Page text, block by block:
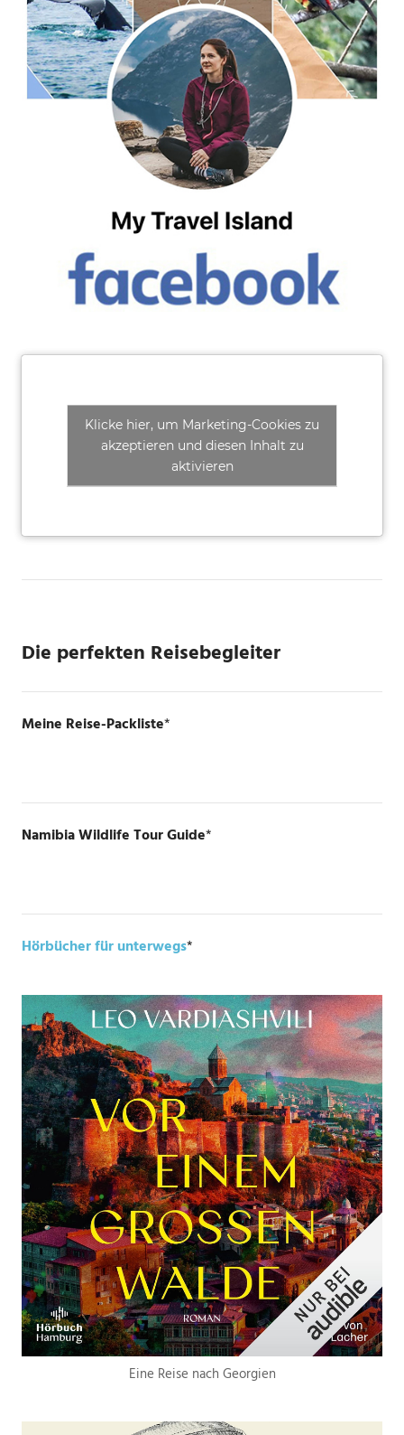
Klicke hier, um Marketing-Cookies zu
akzeptieren und diesen Inhalt zu
aktivieren
Die perfekten Reisebegleiter
Meine Reise-Packliste*
Namibia Wildlife Tour Guide*
Hörbücher für unterwegs*
Eine Reise nach Georgien